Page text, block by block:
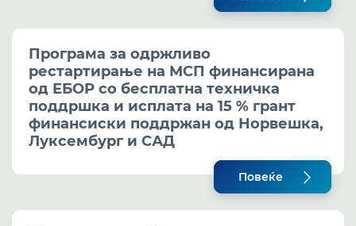
Програма за одржливо
рестартирање на МСП финансирана
од ЕБОР со бесплатна техничка
поддршка и исплата на 15 % грант
финансиски поддржан од Норвешка,
Луксембург и САД
Повеќе